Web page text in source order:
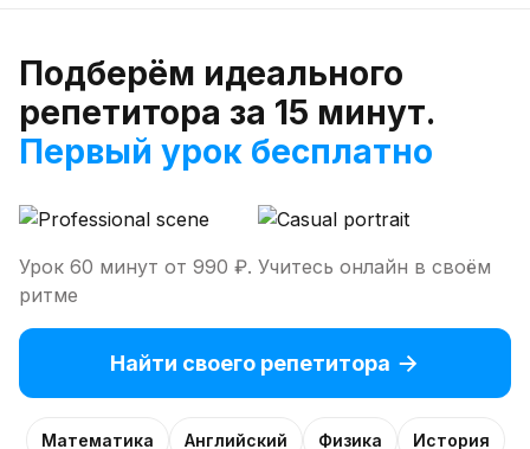
Репетиторы
Как это работает
Цены
FAQ
Подберём идеального
репетитора за 15 минут.
Первый урок бесплатно
Урок 60 минут от 990 ₽. Учитесь онлайн в своём
ритме
Найти своего репетитора
Математика Английский Физика История